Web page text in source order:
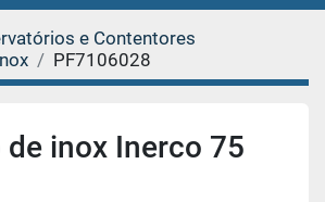
e Contentores
PF7106028
de inox Inerco 75